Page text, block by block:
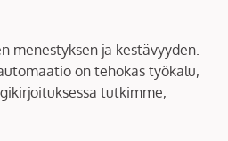
menestyksen ja kestävyyden.
on tehokas työkalu,
tutkimme,